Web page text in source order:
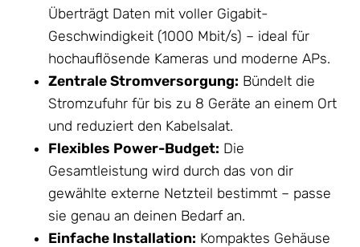
Überträgt Daten mit voller Gigabit-
Geschwindigkeit (1000 Mbit/s) – ideal für
hochauflösende Kameras und moderne APs.
Zentrale Stromversorgung: Bündelt die
Stromzufuhr für bis zu 8 Geräte an einem Ort
und reduziert den Kabelsalat.
Flexibles Power-Budget: Die
Gesamtleistung wird durch das von dir
gewählte externe Netzteil bestimmt – passe
sie genau an deinen Bedarf an.
Einfache Installation: Kompaktes Gehäuse